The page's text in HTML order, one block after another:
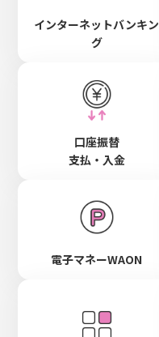
インターネットバンキン
グ
口座振替
支払・入金
電子マネーWAON